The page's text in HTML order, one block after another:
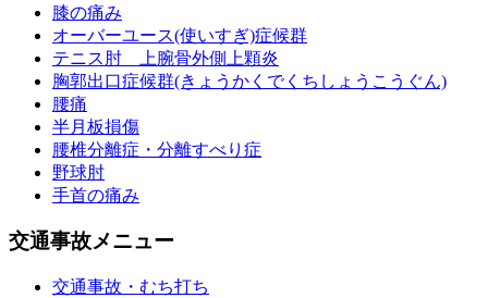
膝の痛み
オーバーユース(使いすぎ)症候群
テニス肘 上腕骨外側上顆炎
胸郭出口症候群(きょうかくでくちしょうこうぐん)
腰痛
半月板損傷
腰椎分離症・分離すべり症
野球肘
手首の痛み
交通事故メニュー
交通事故・むち打ち